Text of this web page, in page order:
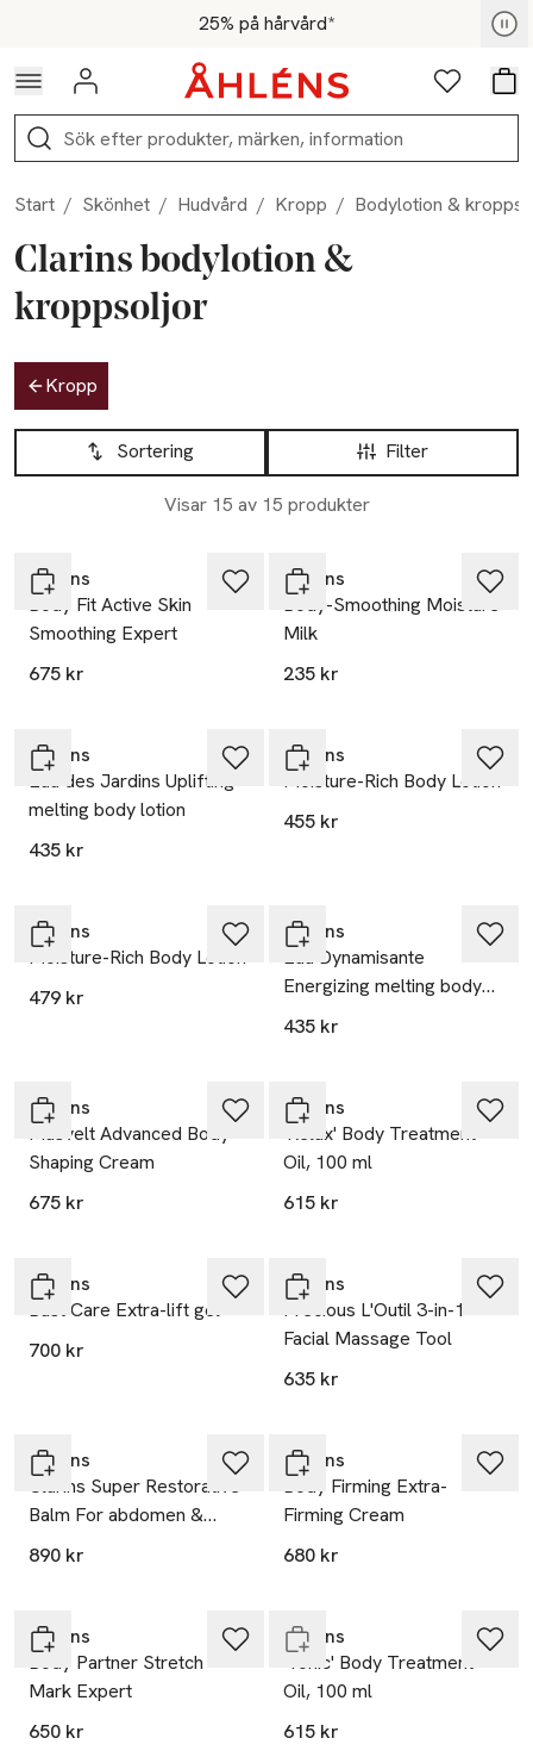
Hoppa till navigationsmenyn25% på hårvård*
För medlemmar - Shoppa nu
Logga in Favoriter
Sök
Start / Skönhet / Hudvård / Kropp / Bodylotion &
Clarins bodylotion &
kroppsoljor
Hoppa till produktsidan
Kropp
Hoppa till produktsidan
Filter
Sortering
Visar 15 av 15 produkter
Lista över produkter
Clarins
Body Fit Active Skin
Smoothing Expert
675 kr
Clarins
Body-Smoothing Moisture
Milk
235 kr
Clarins
Eau des Jardins Uplifting
melting body lotion
435 kr
Clarins
Moisture-Rich Body Lotion
455 kr
Clarins
Moisture-Rich Body Lotion
479 kr
Clarins
Eau Dynamisante
Energizing melting body
lotion
435 kr
Clarins
Masvelt Advanced Body
Shaping Cream
675 kr
Clarins
'Relax' Body Treatment
Oil, 100 ml
615 kr
Clarins
Bust Care Extra-lift gel
700 kr
Clarins
Precious L'Outil 3-in-1
Facial Massage Tool
635 kr
Clarins
Clarins Super Restorative
Balm For abdomen &
waist
890 kr
Clarins
Body Firming Extra-
Firming Cream
680 kr
Clarins
Body Partner Stretch
Mark Expert
650 kr
Clarins
'Tonic' Body Treatment
Oil, 100 ml
615 kr